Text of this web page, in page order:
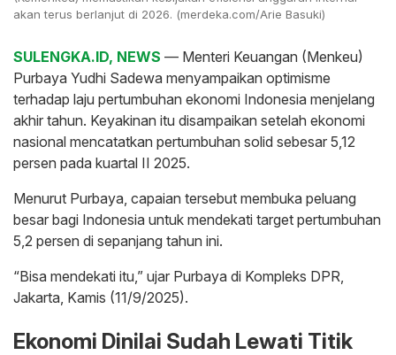
akan terus berlanjut di 2026. (merdeka.com/Arie Basuki)
SULENGKA.ID, NEWS — Menteri Keuangan (Menkeu)
Purbaya Yudhi Sadewa menyampaikan optimisme
terhadap laju pertumbuhan ekonomi Indonesia menjelang
akhir tahun. Keyakinan itu disampaikan setelah ekonomi
nasional mencatatkan pertumbuhan solid sebesar 5,12
persen pada kuartal II 2025.
Menurut Purbaya, capaian tersebut membuka peluang
besar bagi Indonesia untuk mendekati target pertumbuhan
5,2 persen di sepanjang tahun ini.
“Bisa mendekati itu,” ujar Purbaya di Kompleks DPR,
Jakarta, Kamis (11/9/2025).
Ekonomi Dinilai Sudah Lewati Titik